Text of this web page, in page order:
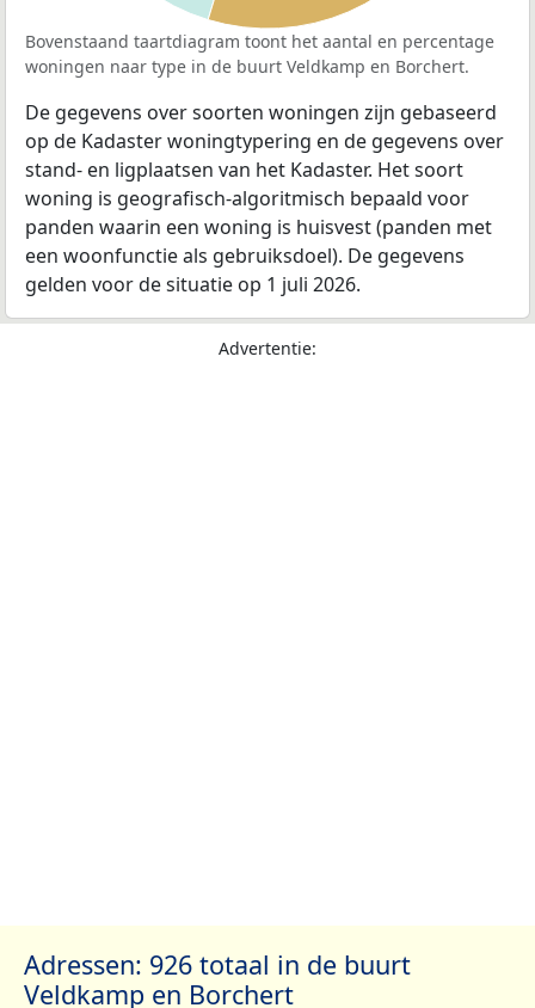
Bovenstaand taartdiagram toont het aantal en percentage
woningen naar type in de buurt Veldkamp en Borchert.
De gegevens over soorten woningen zijn gebaseerd
op de Kadaster woningtypering en de gegevens over
stand- en ligplaatsen van het Kadaster. Het soort
woning is geografisch-algoritmisch bepaald voor
panden waarin een woning is huisvest (panden met
een woonfunctie als gebruiksdoel). De gegevens
gelden voor de situatie op 1 juli 2026.
Advertentie:
Adressen: 926 totaal in de buurt
Veldkamp en Borchert